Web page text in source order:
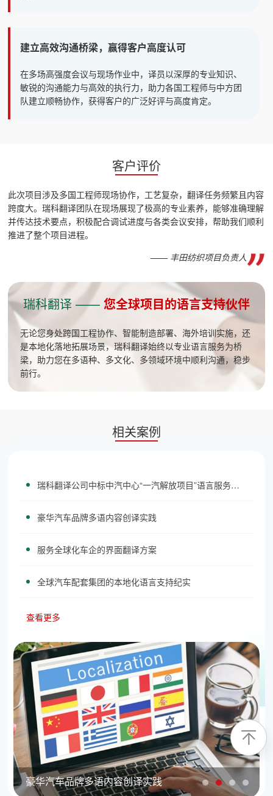
建立高效沟通桥梁，赢得客户高度认可
在多场高强度会议与现场作业中，译员以深厚的专业知识、
敏锐的沟通能力与高效的执行力，助力各国工程师与中方团
队建立顺畅协作，获得客户的广泛好评与高度肯定。
客户评价
此次项目涉及多国工程师现场协作，工艺复杂，翻译任务频繁且内容
跨度大。瑞科翻译团队在现场展现了极高的专业素养，能够准确理解
并传达技术要点，积极配合调试进度与各类会议安排，帮助我们顺利
推进了整个项目进程。
—— 丰田纺织项目负责人
瑞科翻译 —— 您全球项目的语言支持伙伴
无论您身处跨国工程协作、智能制造部署、海外培训实施，还
是本地化落地拓展场景，瑞科翻译始终以专业语言服务为桥
梁，助力您在多语种、多文化、多领域环境中顺利沟通，稳步
前行。
相关案例
瑞科翻译公司中标中汽中心“一汽解放项目”语言服务，携手共筑中国汽车产业全球化新里程
豪华汽车品牌多语内容创译实践
服务全球化车企的界面翻译方案
全球汽车配套集团的本地化语言支持纪实
查看更多
豪华汽车品牌多语内容创译实践